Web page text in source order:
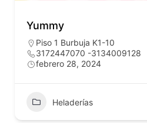
Yummy
Piso 1 Burbuja K1-10
3172447070 -3134009128
febrero 28, 2024
Heladerías